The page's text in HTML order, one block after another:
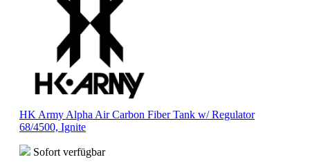
HK Army Alpha Air Carbon Fiber Tank w/ Regulator
68/4500, Ignite
Sofort verfügbar